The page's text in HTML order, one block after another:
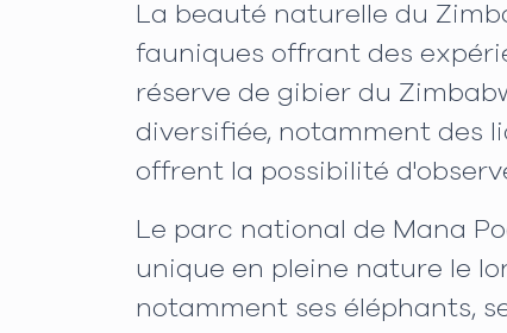
La beauté naturelle du
fauniques offrant des
réserve de gibier du
diversifiée, notamment des
offrent la possibilité
Le parc national de Mana
unique en pleine nature le
notamment ses éléphants,